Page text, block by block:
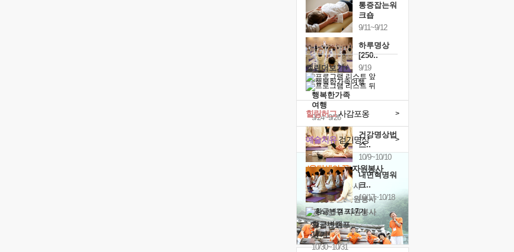
통증잡는워
크숍
9/11~9/12
하루명상
[250..
9/19
행복한가족
여행
9/24~9/26
건강명상법
스..
10/9~10/10
내면혁명워
크..
10/17~10/18
황금변캠프
17기
10/30~10/31
캘린더보기+
예술치유걷기명상 >
힐링허그사감포옹 >
'옹달샘의 꽃'자원봉사
· 청년 자원봉사
· 금빛청년 자원봉사
· 음식연구 자원봉사